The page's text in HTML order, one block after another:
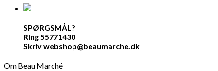
SPØRGSMÅL?
Ring 55771430
Skriv webshop@beaumarche.dk
Om Beau Marché